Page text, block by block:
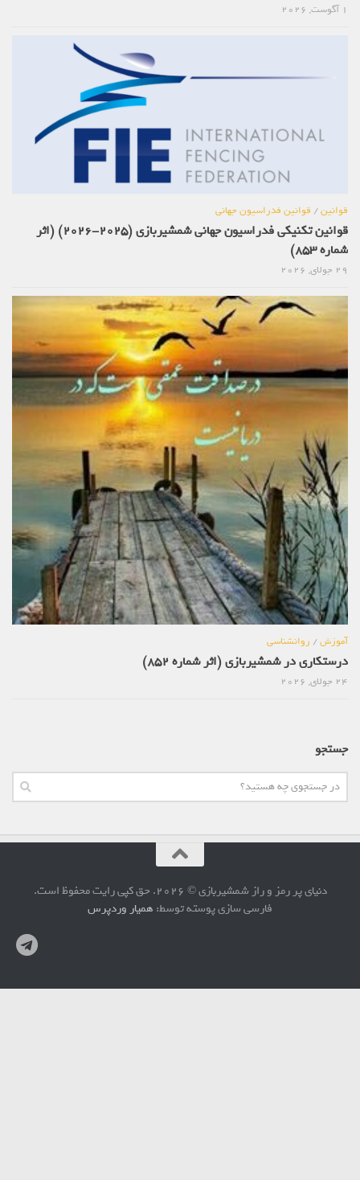
قوانین/قوانین فدراسیون جهانی
قوانین تکنیکی فدراسیون جهانی شمشیربازی (2025-2026) (اثر
شماره 853)
آموزش/روانشناسی
درستکاری در شمشیربازی (اثر شماره 852)
جستجو
دنیای پر رمز و راز شمشیربازی © 2026. حق کپی رایت محفوظ است.
فارسی سازی پوسته توسط:همیار وردپرس